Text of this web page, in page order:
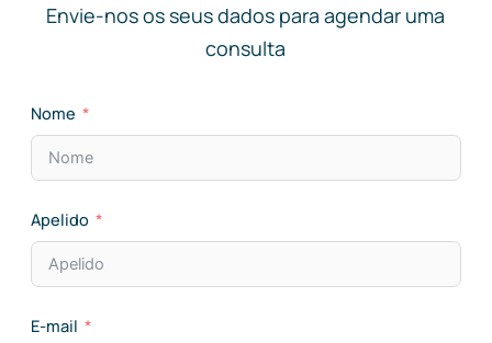
Envie-nos os seus dados para agendar uma
consulta
Nome
Apelido
E-mail